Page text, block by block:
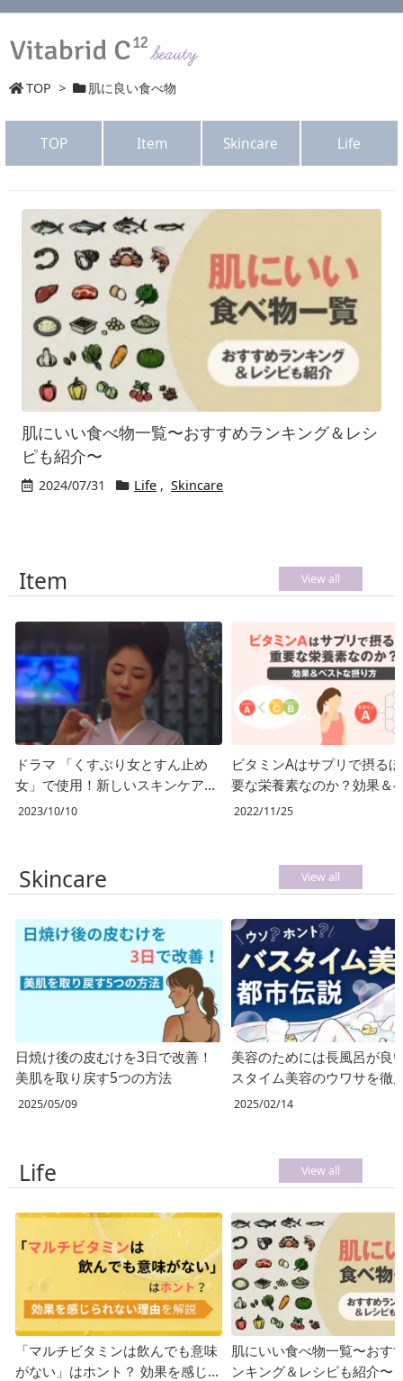
TOP > 肌に良い食べ物
TOP Item Skincare Life
肌にいい食べ物一覧〜おすすめランキング＆レシ
ピも紹介〜
2024/07/31 Life , Skincare
View all
Item
ドラマ 「くすぶり女とすん止め
女」で使用！新しいスキンケアは
ビタミンC？
2023/10/10
ビタミンAはサプリで摂る
要な栄養素なのか？効果＆
な摂り方
2022/11/25
View all
Skincare
日焼け後の皮むけを3日で改善！
美肌を取り戻す5つの方法
2025/05/09
美容のためには長風呂が良
スタイム美容のウワサを徹
査！
2025/02/14
View all
Life
「マルチビタミンは飲んでも意味
がない」はホント？ 効果を感じ
肌にいい食べ物一覧〜おす
ンキング＆レシピも紹介〜